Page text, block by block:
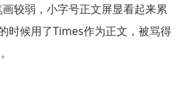
较弱，小字号正文屏显看起来累
时候用了Times作为正文，被骂得